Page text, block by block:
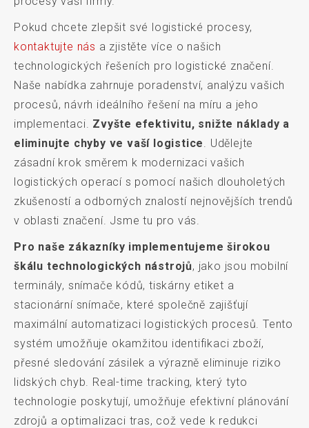
Pokud chcete zlepšit své logistické procesy,
kontaktujte nás a zjistěte více o našich
technologických řešeních pro logistické značení.
Naše nabídka zahrnuje poradenství, analýzu vašich
procesů, návrh ideálního řešení na míru a jeho
implementaci. Zvyšte efektivitu, snižte náklady a
eliminujte chyby ve vaší logistice. Udělejte
zásadní krok směrem k modernizaci vašich
logistických operací s pomocí našich dlouholetých
zkušeností a odborných znalostí nejnovějších trendů
v oblasti značení. Jsme tu pro vás.
Pro naše zákazníky implementujeme širokou
škálu technologických nástrojů, jako jsou mobilní
terminály, snímače kódů, tiskárny etiket a
stacionární snímače, které společně zajišťují
maximální automatizaci logistických procesů. Tento
systém umožňuje okamžitou identifikaci zboží,
přesné sledování zásilek a výrazně eliminuje riziko
lidských chyb. Real-time tracking, který tyto
technologie poskytují, umožňuje efektivní plánování
zdrojů a optimalizaci tras, což vede k redukci